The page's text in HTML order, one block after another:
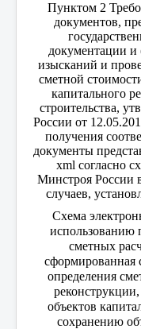
Пунктом 2
документов,
документации и
изысканий и
сметной
капитального
строительства,
России от
получения
документы
xml согласно
Минстроя России
случаев,
Схема
использованию
сметных
сформированная
определения
объектов
сохранению